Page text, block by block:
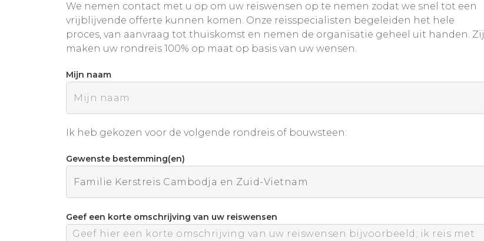
We nemen contact met u op om uw reiswensen op te nemen zodat we snel tot een
vrijblijvende offerte kunnen komen. Onze reisspecialisten begeleiden het hele
proces, van aanvraag tot thuiskomst en nemen de organisatie geheel uit handen. Zij
maken uw rondreis 100% op maat op basis van uw wensen.
Mijn naam
Ik heb gekozen voor de volgende rondreis of bouwsteen:
Gewenste bestemming(en)
Geef een korte omschrijving van uw reiswensen